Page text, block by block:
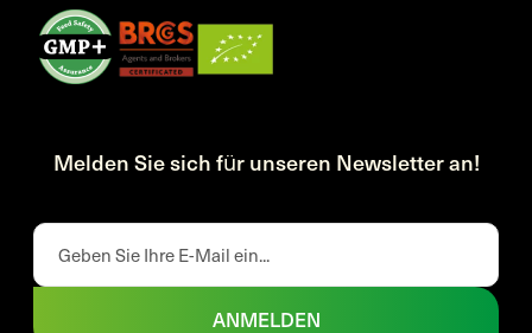
Melden Sie sich für unseren Newsletter an!
ANMELDEN